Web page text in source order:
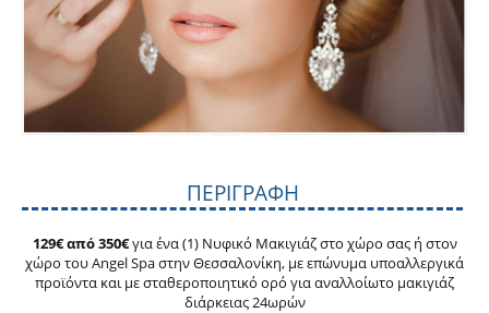
ΠΕΡΙΓΡΑΦΉ
129€ από 350€για ένα (1) Νυφικό Μακιγιάζ στο χώρο σας ή στον
χώρο του Angel Spa στην Θεσσαλονίκη, με επώνυμα υποαλλεργικά
προϊόντα και με σταθεροποιητικό ορό για αναλλοίωτο μακιγιάζ
διάρκειας 24ωρών